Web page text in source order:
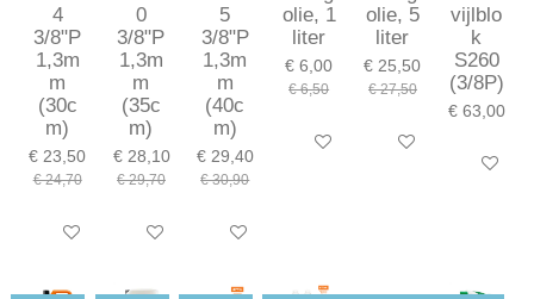
4
3/8"P
1,3m
m
(30c
m)
€ 23,50
€ 24,70
In winkelwagen
0
3/8"P
1,3m
m
(35c
m)
€ 28,10
€ 29,70
In winkelwagen
5
3/8"P
1,3m
m
(40c
m)
€ 29,40
€ 30,90
In winkelwagen
olie, 1
liter
€ 6,00
€ 6,50
In winkelwagen
olie, 5
liter
€ 25,50
€ 27,50
In winkelwagen
vijlblo
k
S260
(3/8P)
€ 63,00
In